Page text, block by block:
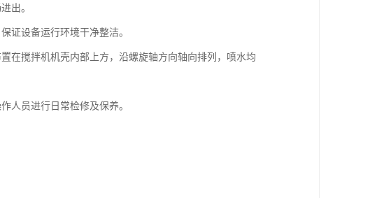
出。
证设备运行环境干净整洁。
搅拌机机壳内部上方，沿螺旋轴方向轴向排列，喷水均
人员进行日常检修及保养。